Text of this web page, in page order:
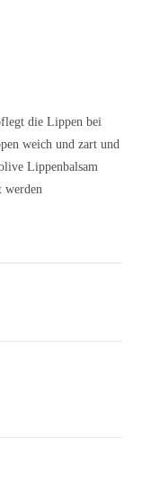
die Lippen bei
weich und zart und
Lippenbalsam
werden